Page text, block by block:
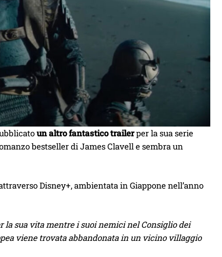
un altro fantastico trailerper la sua serie
bestseller di James Clavell e sembra un
Disney+, ambientata in Giappone nell’anno
la sua vita mentre i suoi nemici nel Consiglio dei
viene trovata abbandonata in un vicino villaggio